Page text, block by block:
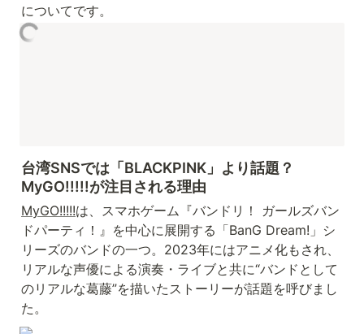
についてです。
台湾SNSでは「BLACKPINK」より話題？
MyGO!!!!!が注目される理由
MyGO!!!!!は、スマホゲーム『バンドリ！ ガールズバン
ドパーティ！』を中心に展開する「BanG Dream!」シ
リーズのバンドの一つ。2023年にはアニメ化もされ、
リアルな声優による演奏・ライブと共に“バンドとして
のリアルな葛藤”を描いたストーリーが話題を呼びまし
た。